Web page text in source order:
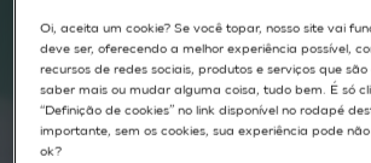
TEXTO COMPLETO MODELOS
AUTORES
Oi, aceita um cookie? Se você topar, nosso site vai
deve ser, oferecendo a melhor experiência possível,
recursos de redes sociais, produtos e serviços que
saber mais ou mudar alguma coisa, tudo bem. É só
“Definição de cookies” no link disponível no rodapé
importante, sem os cookies, sua experiência pode
ok?